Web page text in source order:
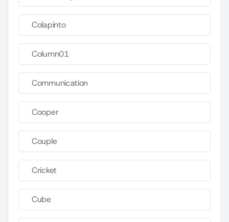
Colapinto
Column01
Communication
Cooper
Couple
Cricket
Cube